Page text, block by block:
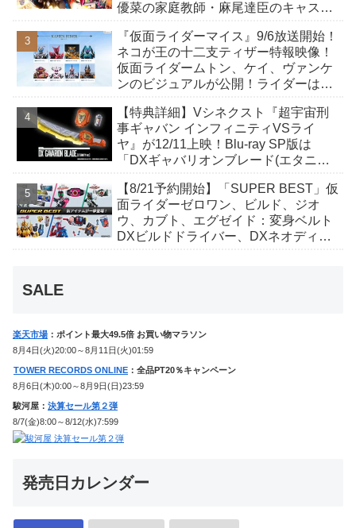
優菜の家庭教師・麻尾達臣のキャスト
んも変身！
『仮面ライダーマイス』9/6放送開始！
ネコが王の十二支ティザー特報映像！
仮面ライダームトン、ケイ、ヴァンケ
ンのビジュアルが公開！ライダーは子
【特典詳細】Vシネクスト『超宇宙刑
事ギャバン インフィニティVSライ
ヤ』が12/11上映！Blu-ray SP版は
「DXギャバリオンブレード(エタニテ
か豪華特典付き！
【8/21予約開始】「SUPER BEST」仮
面ライダーゼロワン、ビルド、ジオ
ウ、カブト、エグゼイド：変身ベルト
DXビルドドライバー、DXネオディケ
SALE
楽天市場 ：ポイント最大49.5倍 お買い物マラソン
8月4日(火)20:00～8月11日(火)01:59
TOWER RECORDS ONLINE ：全品PT20％キャンペーン
8月6日(木)0:00～8月9日(日)23:59
駿河屋： 決算セール第２弾
8/7(金)8:00～8/12(水)7:599
発売日カレンダー